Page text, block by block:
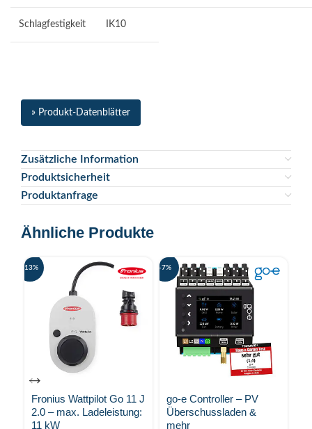
Schlagfestigkeit IK10
» Produkt-Datenblätter
Zusätzliche Information
Produktsicherheit
Produktanfrage
Ähnliche Produkte
-13%
Fronius Wattpilot Go 11 J
2.0 – max. Ladeleistung:
11 kW
-7%
go-e Controller – PV
Überschussladen &
mehr